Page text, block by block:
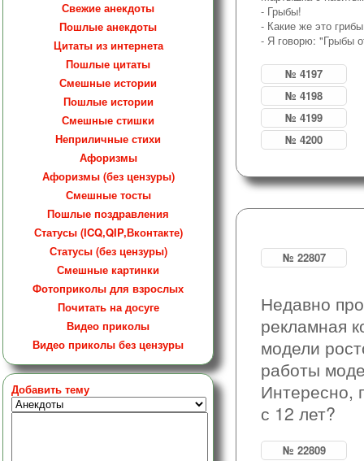
Свежие анекдоты
Пошлые анекдоты
Цитаты из интернета
Пошлые цитаты
Смешные истории
Пошлые истории
Смешные стишки
Неприличные стихи
Афоризмы
Афоризмы (без цензуры)
Смешные тосты
Пошлые поздравления
Статусы (ICQ,QIP,Вконтакте)
Статусы (без цензуры)
Смешные картинки
Фотоприколы для взрослых
Почитать на досуге
Видео приколы
Видео приколы без цензуры
Добавить тему
- Грыбы!
- Какие же это
- Я говорю: "Грыбы
№ 4197
№ 4198
№ 4199
№ 4200
№ 22807
Недавно
рекламная
модели
работы
Интересно,
с 12 лет?
№ 22809